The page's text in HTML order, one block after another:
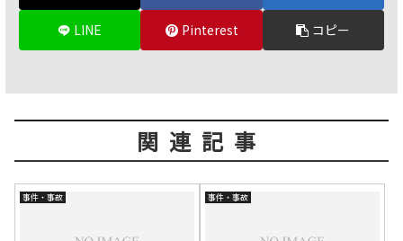
LINE Pinterest コピー
関連記事
事件・事故 事件・事故